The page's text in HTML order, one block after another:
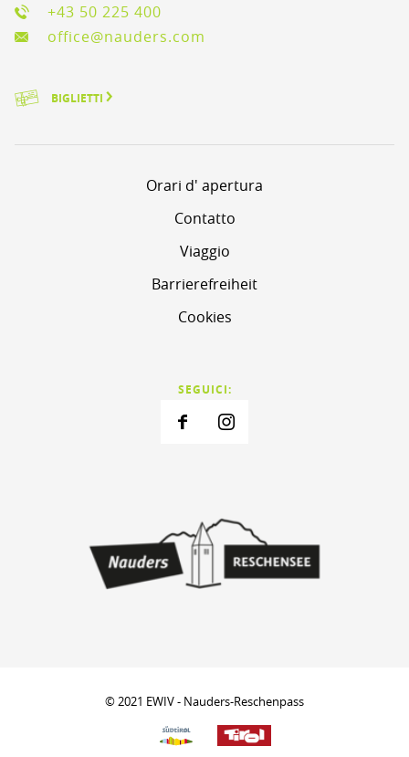
+43 50 225 400
office@nauders.com
BIGLIETTI
Orari d' apertura
Contatto
Viaggio
Barrierefreiheit
Cookies
SEGUICI:
© 2021 EWIV - Nauders-Reschenpass